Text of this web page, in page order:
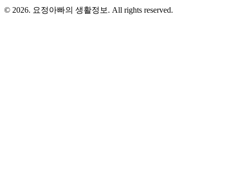
© 2026. 요정아빠의 생활정보. All rights reserved.